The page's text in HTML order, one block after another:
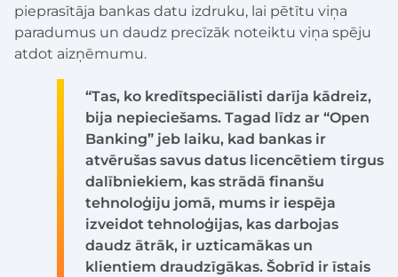
pieprasītāja bankas datu izdruku, lai pētītu viņa
paradumus un daudz precīzāk noteiktu viņa spēju
atdot aizņēmumu.
“Tas, ko kredītspeciālisti darīja kādreiz,
bija nepieciešams. Tagad līdz ar “Open
Banking” jeb laiku, kad bankas ir
atvērušas savus datus licencētiem tirgus
dalībniekiem, kas strādā finanšu
tehnoloģiju jomā, mums ir iespēja
izveidot tehnoloģijas, kas darbojas
daudz ātrāk, ir uzticamākas un
klientiem draudzīgākas. Šobrīd ir īstais